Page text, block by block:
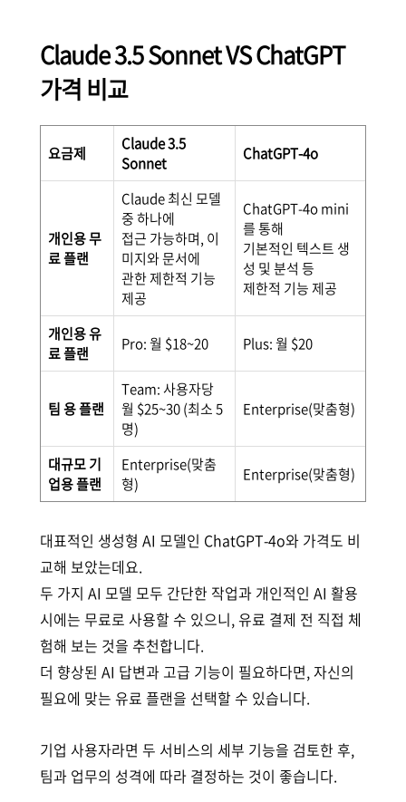
Claude 3.5 Sonnet VS ChatGPT
가격 비교
요금제
Claude 3.5
Sonnet
ChatGPT-4o
개인용 무
료 플랜
Claude 최신 모델
중 하나에
접근 가능하며, 이
미지와 문서에
관한 제한적 기능
제공
ChatGPT-4o mini
를 통해
기본적인 텍스트 생
성 및 분석 등
제한적 기능 제공
개인용 유
료 플랜
Pro: 월 $18~20 Plus: 월 $20
팀 용 플랜
Team: 사용자당
월 $25~30 (최소 5
명)
Enterprise(맞춤형)
대규모 기
업용 플랜
Enterprise(맞춤
형)
Enterprise(맞춤형)
대표적인 생성형 AI 모델인 ChatGPT-4o와 가격도 비
교해 보았는데요.
두 가지 AI 모델 모두 간단한 작업과 개인적인 AI 활용
시에는 무료로 사용할 수 있으니, 유료 결제 전 직접 체
험해 보는 것을 추천합니다.
더 향상된 AI 답변과 고급 기능이 필요하다면, 자신의
필요에 맞는 유료 플랜을 선택할 수 있습니다.
기업 사용자라면 두 서비스의 세부 기능을 검토한 후,
팀과 업무의 성격에 따라 결정하는 것이 좋습니다.